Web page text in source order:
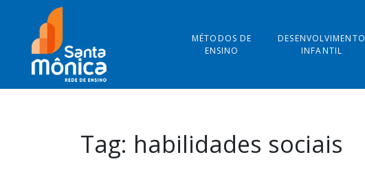
MÉTODOS DE
ENSINO
DESENVOLVIMENTO
INFANTIL
Tag: habilidades sociais